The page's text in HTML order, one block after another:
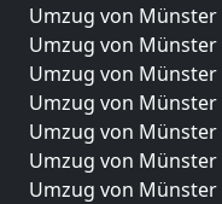
Umzug von Münster
Umzug von Münster
Umzug von
Umzug von
Umzug von Münster
Umzug von
Umzug von Münster